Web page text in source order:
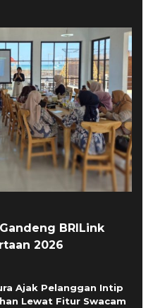
BRILink
2026
Ajak Pelanggan Intip
Lewat Fitur Swacam